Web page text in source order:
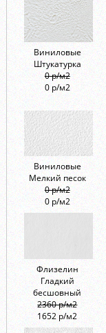
Виниловые
Штукатурка
0 р/м2
0 р/м2
Виниловые
Мелкий песок
0 р/м2
0 р/м2
Флизелин
Гладкий
бесшовный
2360 р/м2
1652 р/м2